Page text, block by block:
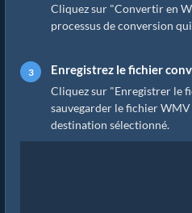
Cliquez sur "Convertir en
processus de conversion
Enregistrez le fichier
Cliquez sur "Enregistrer le
sauvegarder le fichier
destination sélectionné.